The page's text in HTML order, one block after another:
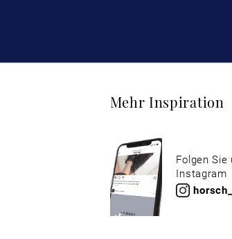
Mehr Inspiration
Folgen Sie
Instagram